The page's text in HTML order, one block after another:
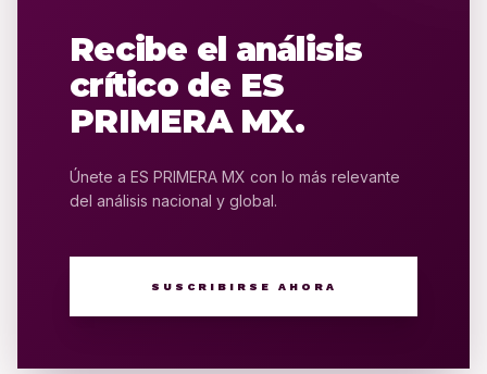
Recibe el análisis
crítico de ES
PRIMERA MX.
Únete a ES PRIMERA MX con lo más relevante
del análisis nacional y global.
SUSCRIBIRSE AHORA